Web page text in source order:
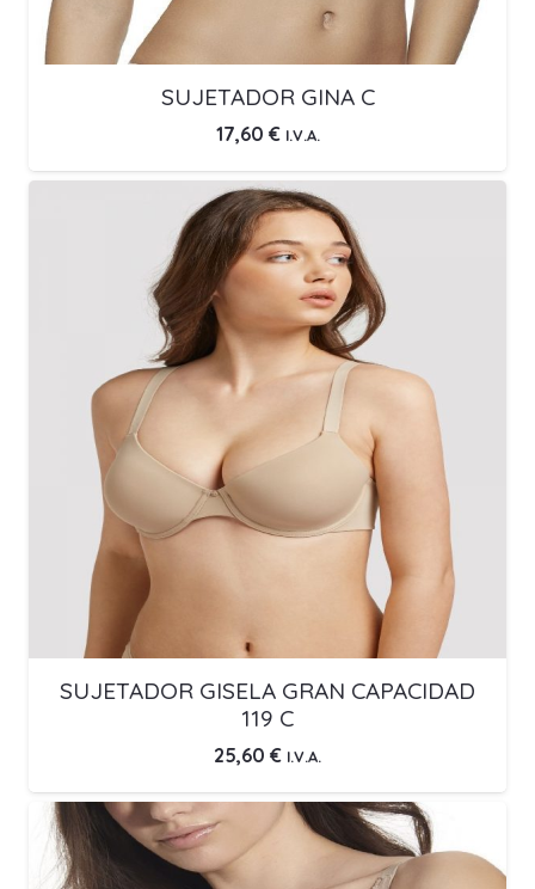
SUJETADOR GINA C
17,60 € I.V.A.
SUJETADOR GISELA GRAN CAPACIDAD
119 C
25,60 € I.V.A.